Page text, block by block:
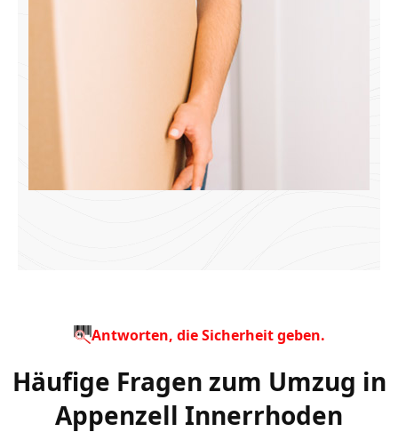
Antworten, die Sicherheit geben.
Häufige Fragen zum Umzug in
Appenzell Innerrhoden